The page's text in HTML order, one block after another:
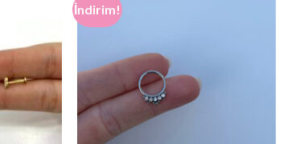
İndirim!